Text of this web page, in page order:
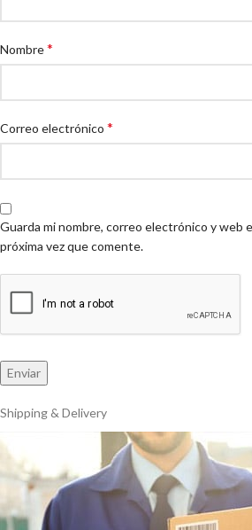
Nombre*
Correo electrónico *
Guarda mi nombre, correo electrónico y web
próxima vez que comente.
Shipping & Delivery